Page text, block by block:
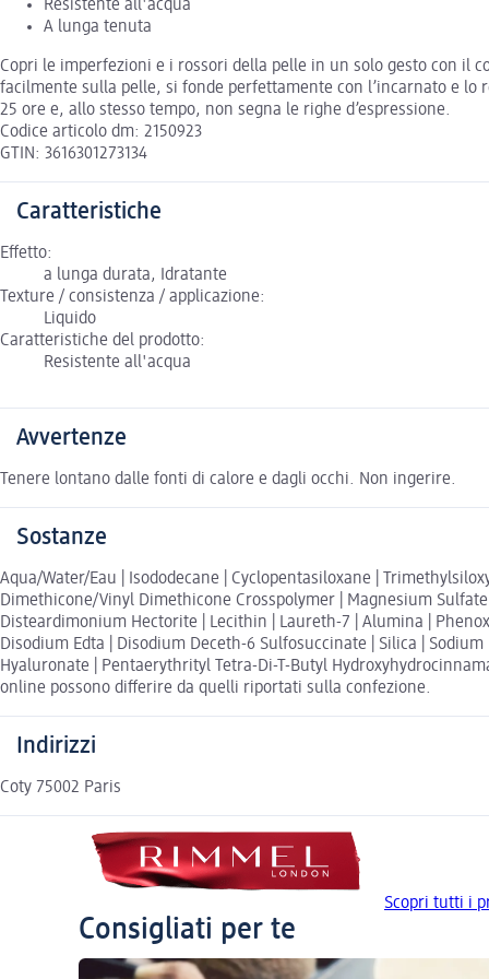
Resistente all'acqua
A lunga tenuta
Copri le imperfezioni e i rossori della pelle in un solo gesto con il
facilmente sulla pelle, si fonde perfettamente con l’incarnato e
25 ore e, allo stesso tempo, non segna le righe d’espressione.
Codice articolo dm: 2150923
GTIN: 3616301273134
Caratteristiche
Effetto:
a lunga durata, Idratante
Texture / consistenza / applicazione:
Liquido
Caratteristiche del prodotto:
Resistente all'acqua
Avvertenze
Tenere lontano dalle fonti di calore e dagli occhi. Non ingerire.
Sostanze
Aqua/Water/Eau | Isododecane | Cyclopentasiloxane |
Dimethicone/Vinyl Dimethicone Crosspolymer | Magnesium
Disteardimonium Hectorite | Lecithin | Laureth-7 | Alumina |
Disodium Edta | Disodium Deceth-6 Sulfosuccinate | Silica |
Hyaluronate | Pentaerythrityl Tetra-Di-T-Butyl
online possono differire da quelli riportati sulla confezione.
Indirizzi
Coty 75002 Paris
Scopri tutti i
Consigliati per te